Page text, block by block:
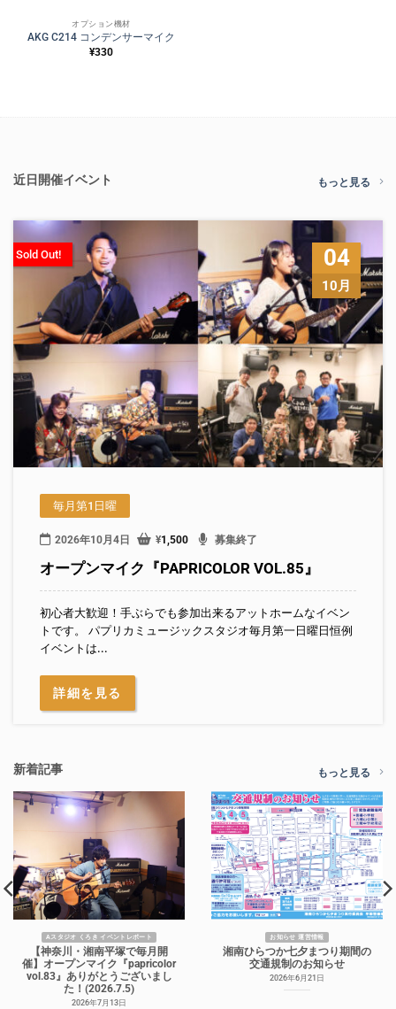
オプション機材
AKG C214 コンデンサーマイク
¥330
近日開催イベント もっと見る
04
10月
Sold Out!
毎月第1日曜
2026年10月4日 ¥1,500 募集終了
オープンマイク『PAPRICOLOR VOL.85』
初心者大歓迎！手ぶらでも参加出来るアットホームなイベン
トです。 パプリカミュージックスタジオ毎月第一日曜日恒例
イベントは...
詳細を見る
新着記事 もっと見る
Aスタジオ くろき イベントレポート
【神奈川・湘南平塚で毎月開
催】オープンマイク『papricolor
vol.83』ありがとうございまし
た！(2026.7.5)
2026年7月13日
お知らせ 運営情報
湘南ひらつか七夕まつり期間の
交通規制のお知らせ
2026年6月21日